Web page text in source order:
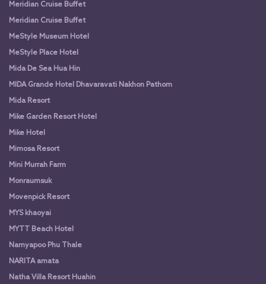
Meridian Cruise Buffet
Meridian Cruise Buffet
MeStyle Museum Hotel
MeStyle Place Hotel
Mida De Sea Hua Hin
MIDA Grande Hotel Dhavaravati Nakhon Pathom
Mida Resort
Mike Garden Resort Hotel
Mike Hotel
Mimosa Resort
Mini Murrah Farm
Monraumsuk
Movenpick Resort
MYS khaoyai
MYTT Beach Hotel
Namyapoo Phu Thale
NARITA amata
Natha Villa Resort Huahin